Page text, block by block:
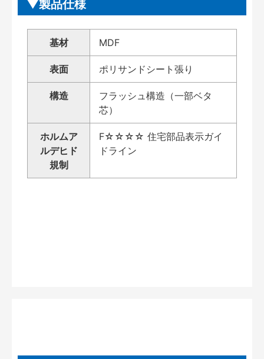
製品仕様
基材 MDF
表面 ポリサンドシート張り
構造
フラッシュ構造（一部ベタ
芯）
ホルムア
ルデヒド
規制
F☆☆☆☆ 住宅部品表示ガイ
ドライン